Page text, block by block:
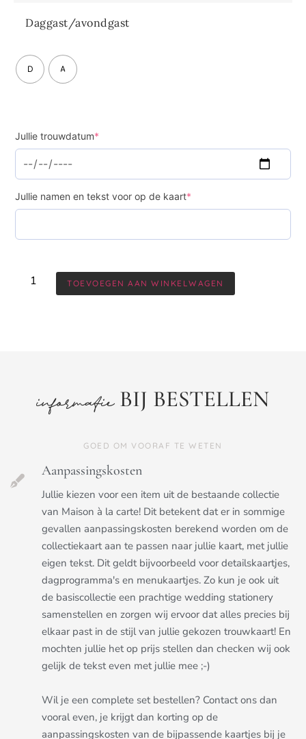
Daggast/avondgast
D A
Jullie trouwdatum*
Jullie namen en tekst voor op de kaart*
TOEVOEGEN AAN WINKELWAGEN
informatieBIJ BESTELLEN
GOED OM VOORAF TE WETEN
Aanpassingskosten
Jullie kiezen voor een item uit de bestaande collectie
van Maison à la carte! Dit betekent dat er in sommige
gevallen aanpassingskosten berekend worden om de
collectiekaart aan te passen naar jullie kaart, met jullie
eigen tekst. Dit geldt bijvoorbeeld voor detailskaartjes,
dagprogramma's en menukaartjes. Zo kun je ook uit
de basiscollectie een prachtige wedding stationery
samenstellen en zorgen wij ervoor dat alles precies bij
elkaar past in de stijl van jullie gekozen trouwkaart! En
mochten jullie het op prijs stellen dan checken wij ook
gelijk de tekst even met jullie mee ;-)
Wil je een complete set bestellen? Contact ons dan
vooral even, je krijgt dan korting op de
aanpassingskosten van de bijpassende kaartjes bij je